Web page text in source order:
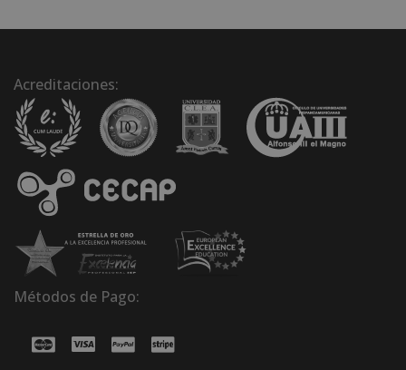
Acreditaciones:
Métodos de Pago: